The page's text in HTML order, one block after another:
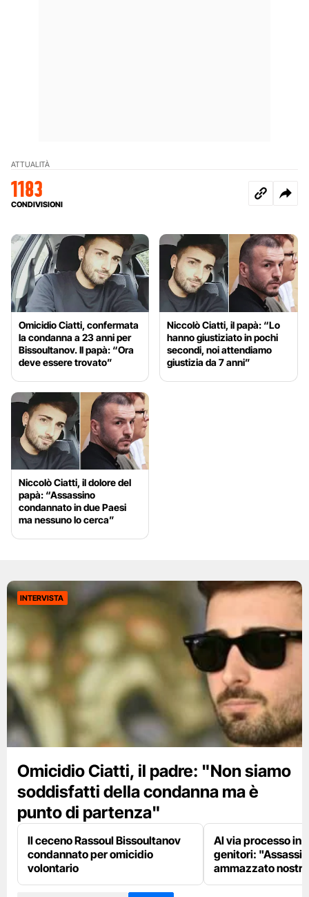
ATTUALITÀ
1183
CONDIVISIONI
Omicidio Ciatti, confermata
la condanna a 23 anni per
Bissoultanov. Il papà: “Ora
deve essere trovato”
Niccolò Ciatti, il papà: “Lo
hanno giustiziato in pochi
secondi, noi attendiamo
giustizia da 7 anni”
Niccolò Ciatti, il dolore del
papà: “Assassino
condannato in due Paesi
ma nessuno lo cerca”
INTERVISTA
Omicidio Ciatti, il padre: "Non siamo
soddisfatti della condanna ma è
punto di partenza"
Il ceceno Rassoul Bissoultanov
condannato per omicidio
volontario
Al via processo in
genitori:
ammazzato